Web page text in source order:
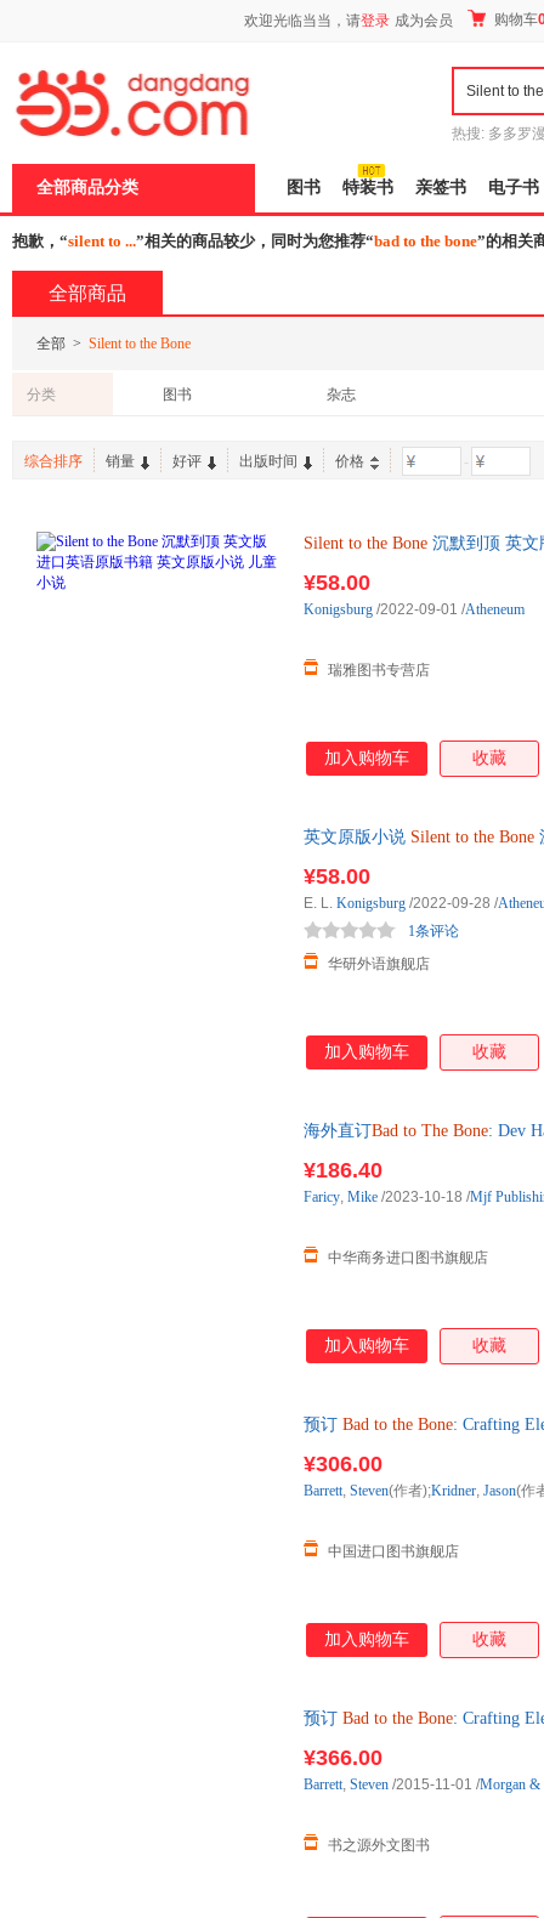
欢迎光临当当，请登录 成为会员 购物车
热搜: 多多罗
全部商品分类 图书 特装书 亲签书 电子书
抱歉，“silent to ...”相关的商品较少，同时为您推荐“bad to the bone”的相关
全部商品
全部 > Silent to the Bone
分类 图书 杂志
综合排序 销量 好评 出版时间 价格 -
Silent to the Bone 沉默到顶 英
¥58.00
瑞雅图书专营店
Konigsburg /2022-09-01 /Atheneum
加入购物车 收藏
英文原版小说 Silent to the Bone
¥58.00
华研外语旗舰店
1条评论
E. L. Konigsburg /2022-09-28 /
加入购物车 收藏
海外直订Bad to The Bone: Dev
¥186.40
中华商务进口图书旗舰店
Faricy, Mike /2023-10-18 /Mjf
加入购物车 收藏
预订 Bad to the Bone: Crafting
¥306.00
中国进口图书旗舰店
Barrett, Steven(作者);Kridner, Jason(作
加入购物车 收藏
预订 Bad to the Bone: Crafting
¥366.00
书之源外文图书
Barrett, Steven /2015-11-01 /Morgan &
页
面,
波